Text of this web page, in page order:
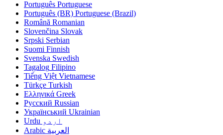
Português Portuguese
Português (BR) Portuguese (Brazil)
Română Romanian
Slovenčina Slovak
Srpski Serbian
Suomi Finnish
Svenska Swedish
Tagalog Filipino
Tiếng Việt Vietnamese
Türkçe Turkish
Ελληνικά Greek
Русский Russian
Український Ukrainian
اردو Urdu
العربية Arabic